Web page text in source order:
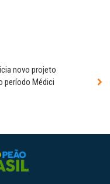
novo projeto
período Médici